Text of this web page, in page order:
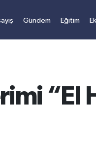
Gündem Eğitim
“El